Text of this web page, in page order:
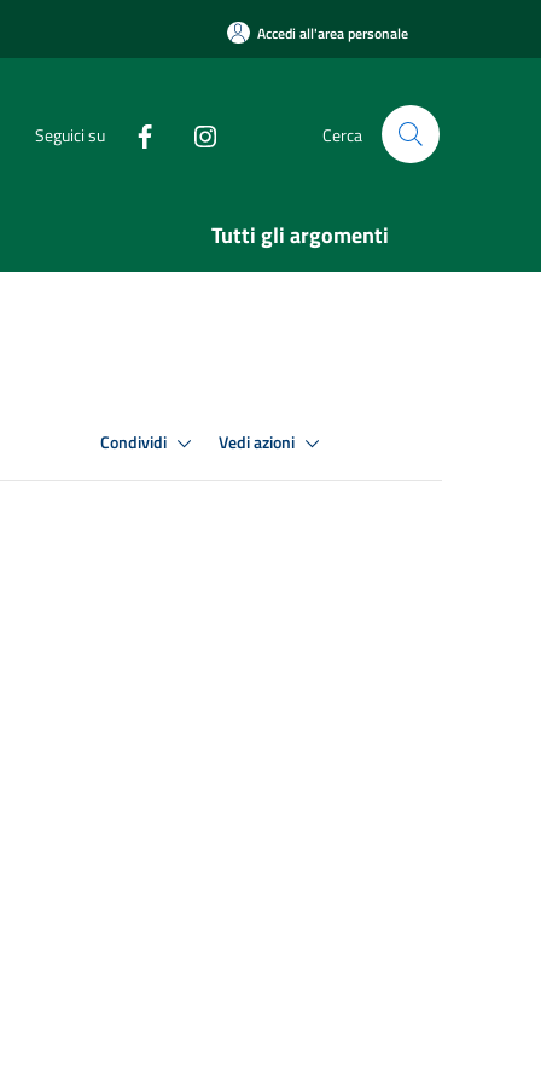
Accedi all'area personale
Seguici su Cerca
Tutti gli argomenti
Condividi Vedi azioni